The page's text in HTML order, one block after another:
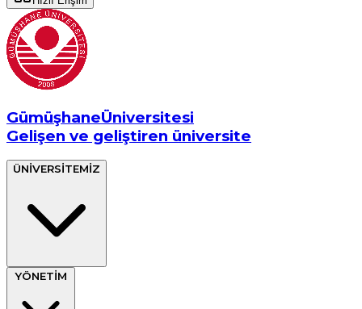
GümüşhaneÜniversitesi
Gelişen ve geliştiren üniversite
ÜNİVERSİTEMİZ